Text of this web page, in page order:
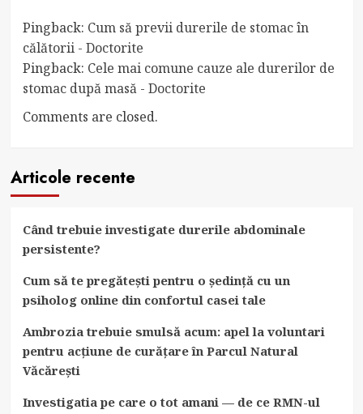
Pingback: Cum să previi durerile de stomac în
călătorii - Doctorite
Pingback: Cele mai comune cauze ale durerilor de
stomac după masă - Doctorite
Comments are closed.
Articole recente
Când trebuie investigate durerile abdominale
persistente?
Cum să te pregătești pentru o ședință cu un
psiholog online din confortul casei tale
Ambrozia trebuie smulsă acum: apel la voluntari
pentru acțiune de curățare în Parcul Natural
Văcărești
Investigatia pe care o tot amani — de ce RMN-ul